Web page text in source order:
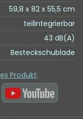
59,8 x 82 x 55,5 cm
teilintegrierbar
43 dB(A)
Besteckschublade
Produkt: